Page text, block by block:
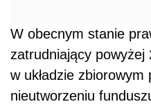
W obecnym stanie
zatrudniający
w układzie
nieutworzeniu